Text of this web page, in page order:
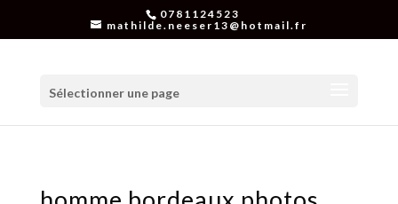
0781124523
mathilde.neeser13@hotmail.fr
Sélectionner une page